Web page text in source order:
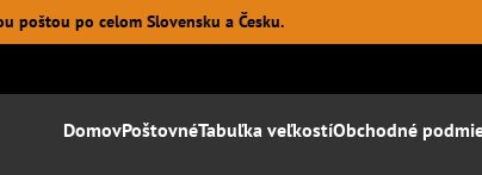
poštou po celom Slovensku a Česku.
DomovPoštovnéTabuľka veľkostíObchodné